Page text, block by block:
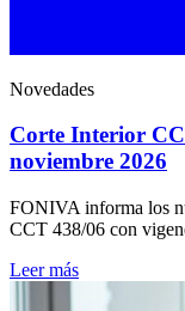
Novedades
Corte Interior
noviembre 2026
FONIVA informa los
CCT 438/06 con
Leer más